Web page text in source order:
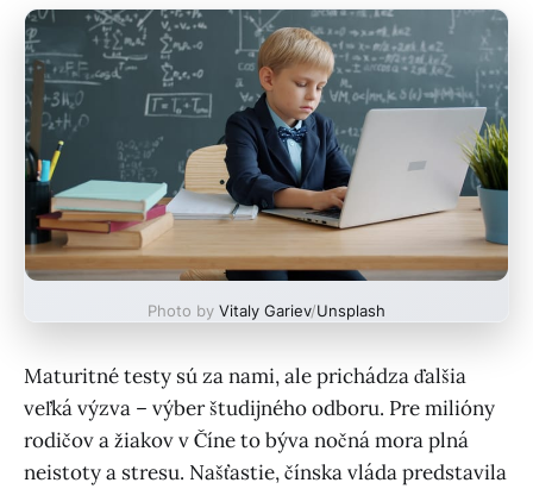
Photo by Vitaly Gariev/Unsplash
Maturitné testy sú za nami, ale prichádza ďalšia
veľká výzva – výber študijného odboru. Pre milióny
rodičov a žiakov v Číne to býva nočná mora plná
neistoty a stresu. Našťastie, čínska vláda predstavila